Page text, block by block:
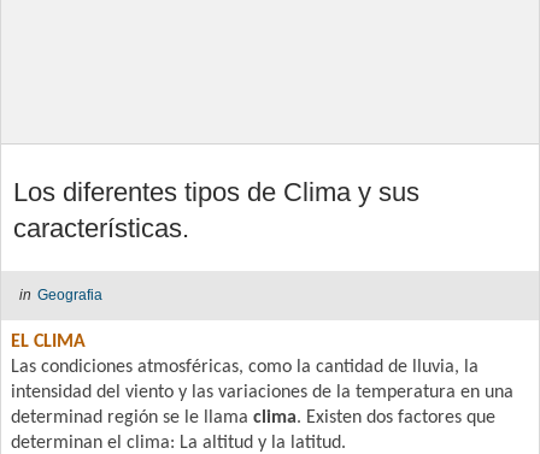
Los diferentes tipos de Clima y sus
características.
in Geografia
EL CLIMA
Las condiciones atmosféricas, como la cantidad de lluvia, la
intensidad del viento y las variaciones de la temperatura en una
determinad región se le
llama clima. Existen dos factores que
determinan el clima: La altitud y la latitud.